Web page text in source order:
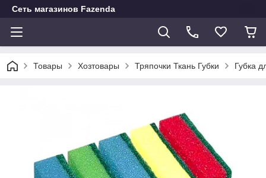
Сеть магазинов Fazenda
Товары Хозтовары Тряпочки Ткань Губки Губка